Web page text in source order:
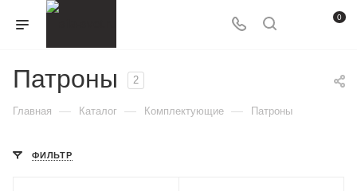
0
Патроны 2
Главная — Каталог — Комплектующие — Патроны
ФИЛЬТР